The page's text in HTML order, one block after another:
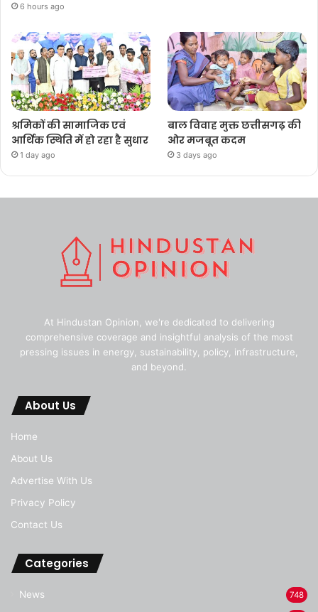
6 hours ago
श्रमिकों की सामाजिक एवं
आर्थिक स्थिति में हो रहा है सुधार
1 day ago
बाल विवाह मुक्त छत्तीसगढ़ की
ओर मजबूत कदम
3 days ago
At Hindustan Opinion, we're dedicated to delivering
comprehensive coverage and insightful analysis of the most
pressing issues in energy, sustainability, policy, infrastructure,
and beyond.
About Us
Home
About Us
Advertise With Us
Privacy Policy
Contact Us
Categories
News 748